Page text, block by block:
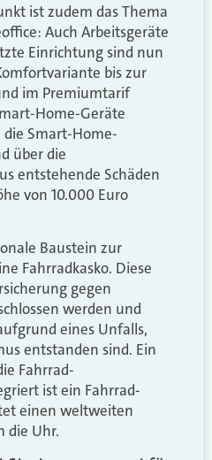
ist zudem das Thema
Auch Arbeitsgeräte
Einrichtung sind nun
bis zur
im Premiumtarif
Home-Geräte
die Smart-Home-
über die
entstehende Schäden
von 10.000 Euro
Baustein zur
Fahrradkasko. Diese
gegen
werden und
eines Unfalls,
entstanden sind. Ein
Fahrrad-
ist ein Fahrrad-
einen weltweiten
die Uhr.